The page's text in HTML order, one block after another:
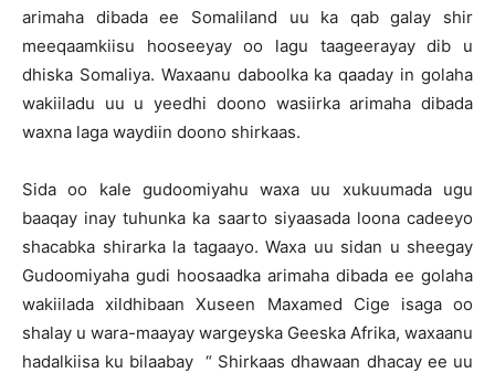
arimaha dibada ee Somaliland uu ka qab galay shir
meeqaamkiisu hooseeyay oo lagu taageerayay dib u
dhiska Somaliya. Waxaanu daboolka ka qaaday in golaha
wakiiladu uu u yeedhi doono wasiirka arimaha dibada
waxna laga waydiin doono shirkaas.
Sida oo kale gudoomiyahu waxa uu xukuumada ugu
baaqay inay tuhunka ka saarto siyaasada loona cadeeyo
shacabka shirarka la tagaayo. Waxa uu sidan u sheegay
Gudoomiyaha gudi hoosaadka arimaha dibada ee golaha
wakiilada xildhibaan Xuseen Maxamed Cige isaga oo
shalay u wara-maayay wargeyska Geeska Afrika, waxaanu
hadalkiisa ku bilaabay “ Shirkaas dhawaan dhacay ee uu